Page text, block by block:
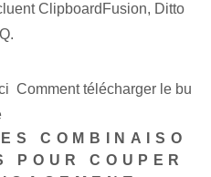
ClipboardFusion, Ditto
Comment télécharger le bu
COMBINAISO
POUR COUPER